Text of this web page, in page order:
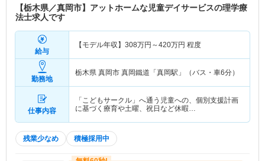
【栃木県／真岡市】アットホームな児童デイサービスの理学療
法士求人です
給与
【モデル年収】 308万円～420万円 程度
勤務地
栃木県 真岡市 真岡鐵道「真岡駅」（バス・車6分）
仕事内容
「こどもサークル」へ通う児童への、個別支援計画
に基づく療育や土曜、祝日など休暇…
残業少なめ 積極採用中